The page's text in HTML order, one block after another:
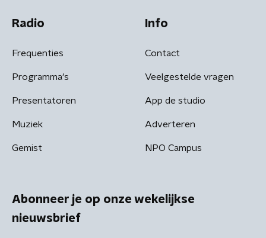
Radio
Frequenties
Programma's
Presentatoren
Muziek
Gemist
Info
Contact
Veelgestelde vragen
App de studio
Adverteren
NPO Campus
Abonneer je op onze wekelijkse
nieuwsbrief